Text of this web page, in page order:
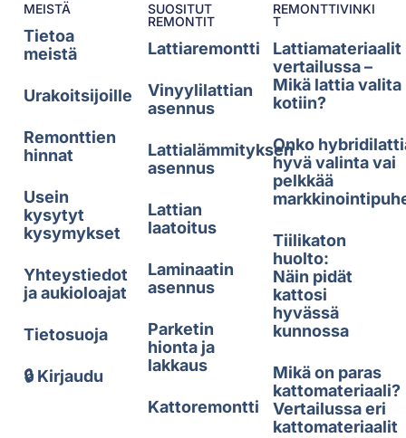
MEISTÄ
Tietoa
meistä
Urakoitsijoille
Remonttien
hinnat
Usein
kysytyt
kysymykset
Yhteystiedot
ja aukioloajat
Tietosuoja
🔒 Kirjaudu
SUOSITUT
REMONTIT
Lattiaremontti
Vinyylilattian
asennus
Lattialämmityksen
asennus
Lattian
laatoitus
Laminaatin
asennus
Parketin
hionta ja
lakkaus
Kattoremontti
REMONTTIVINKI
T
Lattiamateriaalit
vertailussa –
Mikä lattia valita
kotiin?
Onko
hyvä valinta vai
pelkkää
Tiilikaton
huolto:
Näin pidät
kattosi
hyvässä
kunnossa
Mikä on paras
kattomateriaali?
Vertailussa eri
kattomateriaalit